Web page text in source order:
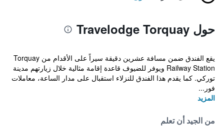
حول Travelodge Torquay
يقع الفندق ضمن مسافة عشرين دقيقة سيراً على الأقدام من Torquay
Railway Station ويوفر للضيوف قاعدة إقامة مثالية خلال زيارتهم مدينة
توركي. كما يقدم هذا الفندق للنزلاء استقبال على مدار الساعة، معاملات
فور...
المزيد
من الجيد أن تعلم